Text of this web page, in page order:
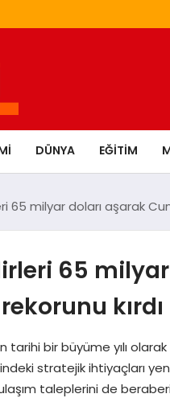
DÜNYA EĞITIM
65 milyar doları aşarak
65
kırdı
tarihi bir büyüme yılı
stratejik ihtiyaçları
taleplerini de